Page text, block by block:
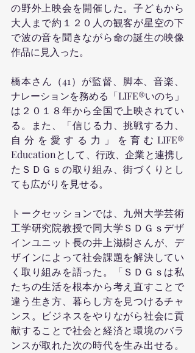
の野外上映会を開催した。子どもから
大人まで約１２０人の観客が星空の下
で波の音を聞きながら命の誕生の映像
作品に見入った。
橋本さん（41）が監督、脚本、音楽、
ナレーションを務める「LIFE®︎いのち」
は２０１８年から全国で上映されてい
る。また、「信じる力、挑戦する力、
自分を愛する力」を育むLIFE®︎
Educationとして、行政、企業と連携し
たＳＤＧｓの取り組み、街づくりとし
ても広がりを見せる。
トークセッションでは、九州大学芸術
工学研究院教授で同大学ＳＤＧｓデザ
インユニット長の井上滋樹さんが、デ
ザインによって社会課題を解決してい
く取り組みを語った。「ＳＤＧｓは私
たちの生活を根本から考え直すことで
違う生き方、暮らし方を見つけるチャ
ンス。ビジネスをやりながら社会に貢
献することで社会と経済と環境のバラ
ンスが取れた次の時代を生み出せる。